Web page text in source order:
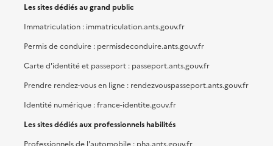
Les sites dédiés au grand public
Immatriculation : immatriculation.ants.gouv.fr
Permis de conduire : permisdeconduire.ants.gouv.fr
Carte d'identité et passeport : passeport.ants.gouv.fr
Prendre rendez-vous en ligne : rendezvouspasseport.ants.gouv.fr
Identité numérique : france-identite.gouv.fr
Les sites dédiés aux professionnels habilités